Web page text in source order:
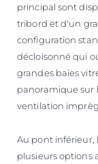
principal sont
tribord et d'un
configuration
décloisonné qui
grandes baies
panoramique sur
ventilation
Au pont inférieur,
plusieurs options